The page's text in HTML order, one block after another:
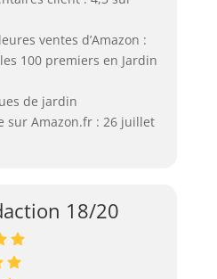
ventes d’Amazon :
100 premiers en Jardin
de jardin
sur Amazon.fr : 26 juillet
18/20